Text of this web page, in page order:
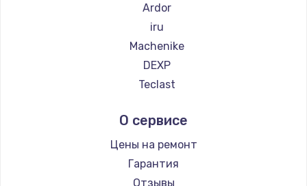
Ardor
iru
Machenike
DEXP
Teclast
Beelink
CHUWI
О сервисе
Цены на ремонт
Гарантия
Отзывы